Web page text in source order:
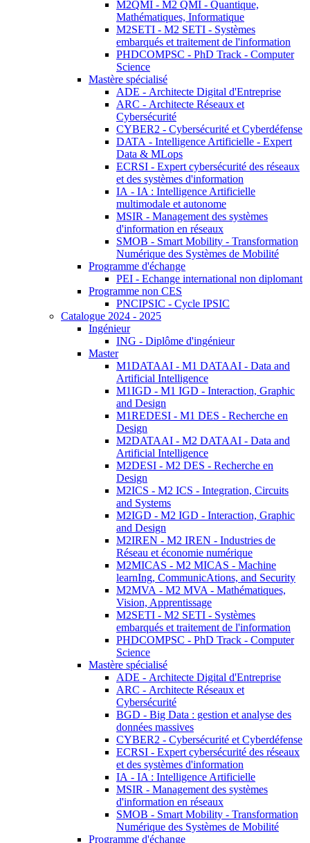
M2QMI - M2 QMI - Quantique,
Mathématiques, Informatique
M2SETI - M2 SETI - Systèmes
embarqués et traitement de l'information
PHDCOMPSC - PhD Track - Computer
Science
Mastère spécialisé
ADE - Architecte Digital d'Entreprise
ARC - Architecte Réseaux et
Cybersécurité
CYBER2 - Cybersécurité et Cyberdéfense
DATA - Intelligence Artificielle - Expert
Data & MLops
ECRSI - Expert cybersécurité des réseaux
et des systèmes d'information
IA - IA : Intelligence Artificielle
multimodale et autonome
MSIR - Management des systèmes
d'information en réseaux
SMOB - Smart Mobility - Transformation
Numérique des Systèmes de Mobilité
Programme d'échange
PEI - Echange international non diplomant
Programme non CES
PNCIPSIC - Cycle IPSIC
Catalogue 2024 - 2025
Ingénieur
ING - Diplôme d'ingénieur
Master
M1DATAAI - M1 DATAAI - Data and
Artificial Intelligence
M1IGD - M1 IGD - Interaction, Graphic
and Design
M1REDESI - M1 DES - Recherche en
Design
M2DATAAI - M2 DATAAI - Data and
Artificial Intelligence
M2DESI - M2 DES - Recherche en
Design
M2ICS - M2 ICS - Integration, Circuits
and Systems
M2IGD - M2 IGD - Interaction, Graphic
and Design
M2IREN - M2 IREN - Industries de
Réseau et économie numérique
M2MICAS - M2 MICAS - Machine
learnIng, CommunicAtions, and Security
M2MVA - M2 MVA - Mathématiques,
Vision, Apprentissage
M2SETI - M2 SETI - Systèmes
embarqués et traitement de l'information
PHDCOMPSC - PhD Track - Computer
Science
Mastère spécialisé
ADE - Architecte Digital d'Entreprise
ARC - Architecte Réseaux et
Cybersécurité
BGD - Big Data : gestion et analyse des
données massives
CYBER2 - Cybersécurité et Cyberdéfense
ECRSI - Expert cybersécurité des réseaux
et des systèmes d'information
IA - IA : Intelligence Artificielle
MSIR - Management des systèmes
d'information en réseaux
SMOB - Smart Mobility - Transformation
Numérique des Systèmes de Mobilité
Programme d'échange